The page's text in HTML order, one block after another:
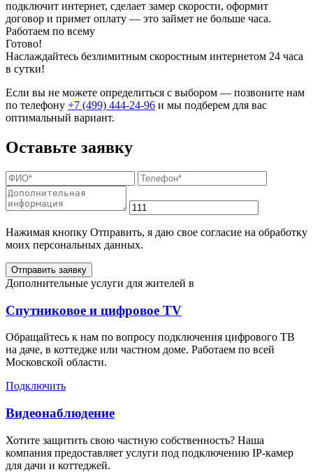
подключит интернет, сделает замер скорости, оформит
договор и примет оплату — это займет не больше часа.
Работаем по всему
Готово!
Наслаждайтесь безлимитным скоростным интернетом 24 часа
в сутки!
Если вы не можете определиться с выбором — позвоните нам
по телефону +7 (499) 444-24-96 и мы подберем для вас
оптимальный вариант.
Оставьте заявку
Нажимая кнопку Отправить, я даю свое согласие на обработку
моих персональных данных.
Отправить заявку
Дополнительные услуги для жителей в
Спутниковое и цифровое TV
Обращайтесь к нам по вопросу подключения цифрового ТВ
на даче, в коттедже или частном доме. Работаем по всей
Московской области.
Подключить
Видеонаблюдение
Хотите защитить свою частную собственность? Наша
компания предоставляет услуги под подключению IP-камер
для дачи и коттеджей.